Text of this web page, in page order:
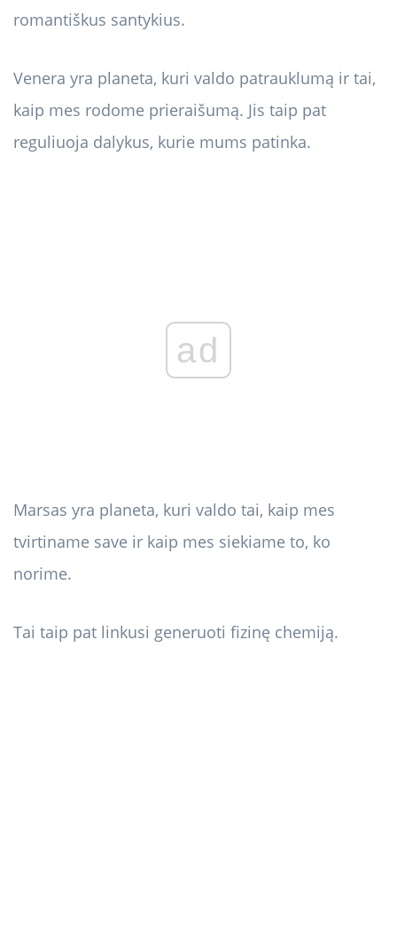
romantiškus santykius.
Venera yra planeta, kuri valdo patrauklumą ir tai,
kaip mes rodome prieraišumą. Jis taip pat
reguliuoja dalykus, kurie mums patinka.
ad
Marsas yra planeta, kuri valdo tai, kaip mes
tvirtiname save ir kaip mes siekiame to, ko
norime.
Tai taip pat linkusi generuoti fizinę chemiją.